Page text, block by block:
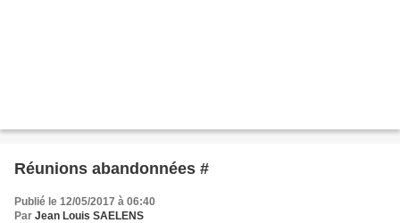
Réunions abandonnées #
Publié le 12/05/2017 à 06:40
Par Jean Louis SAELENS